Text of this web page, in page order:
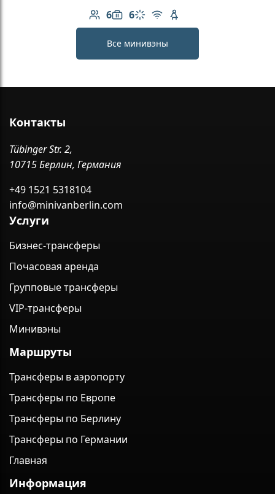
6
Количество пассажиров: 6
6
Вместимость багажа: 6
Климат-контроль
Бесплатный Wi-Fi
Детское кресло
Все минивэны
Контакты
Tübinger Str. 2,
10715 Берлин, Германия
+49 1521 5318104
info@minivanberlin.com
Услуги
Бизнес-трансферы
Почасовая аренда
Групповые трансферы
VIP-трансферы
Минивэны
Маршруты
Трансферы в аэропорту
Трансферы по Европе
Трансферы по Берлину
Трансферы по Германии
Главная
Информация